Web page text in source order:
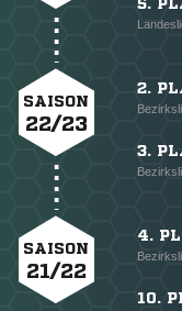
5.
SAISON
22/23
2.
3.
SAISON
21/22
4.
10.